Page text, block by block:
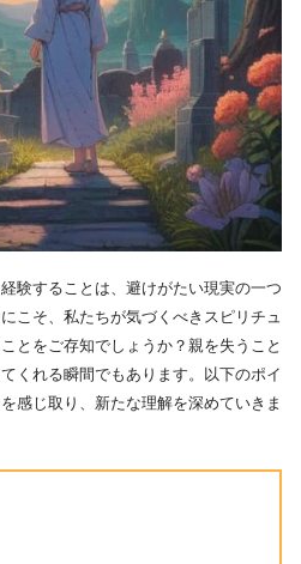
験することは、避けがたい現実の一つ
こそ、私たちが気づくべきスピリチュ
とをご存知でしょうか？親を失うこと
くれる瞬間でもあります。以下のポイ
感じ取り、新たな理解を深めていきま